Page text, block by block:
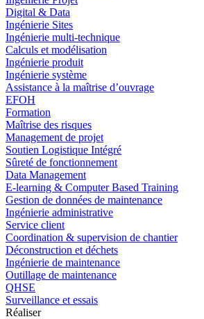
Digital & Data
Ingénierie Sites
Ingénierie multi-technique
Calculs et modélisation
Ingénierie produit
Ingénierie système
Assistance à la maîtrise d’ouvrage
EFOH
Formation
Maîtrise des risques
Management de projet
Soutien Logistique Intégré
Sûreté de fonctionnement
Data Management
E-learning & Computer Based Training
Gestion de données de maintenance
Ingénierie administrative
Service client
Coordination & supervision de chantier
Déconstruction et déchets
Ingénierie de maintenance
Outillage de maintenance
QHSE
Surveillance et essais
Réaliser